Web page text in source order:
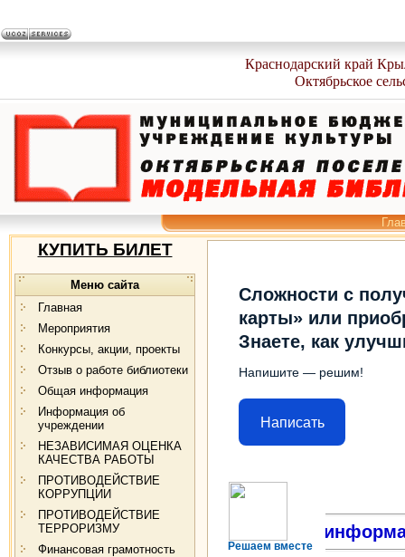
Краснодарский край
Октябрьское
КУПИТЬ БИЛЕТ
Меню сайта
Главная
Мероприятия
Конкурсы, акции, проекты
Отзыв о работе библиотеки
Общая информация
Информация об
учреждении
НЕЗАВИСИМАЯ ОЦЕНКА
КАЧЕСТВА РАБОТЫ
ПРОТИВОДЕЙСТВИЕ
КОРРУПЦИИ
ПРОТИВОДЕЙСТВИЕ
ТЕРРОРИЗМУ
Финансовая грамотность
Решаем вместе
Сложности с
карты» или
Знаете, как
Напишите — решим!
Написать
Контактная